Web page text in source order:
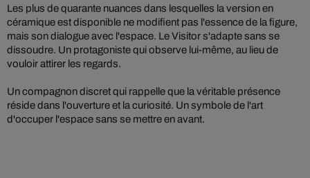
Les plus de quarante nuances dans lesquelles la version en
céramique est disponible ne modifient pas l'essence de la figure,
mais son dialogue avec l'espace. Le Visitor s'adapte sans se
dissoudre. Un protagoniste qui observe lui-même, au lieu de
vouloir attirer les regards.
Un compagnon discret qui rappelle que la véritable présence
réside dans l'ouverture et la curiosité. Un symbole de l'art
d'occuper l'espace sans se mettre en avant.